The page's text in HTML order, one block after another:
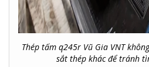
Thép tấm q245r Vũ Gia VNT
sắt thép khác để tránh